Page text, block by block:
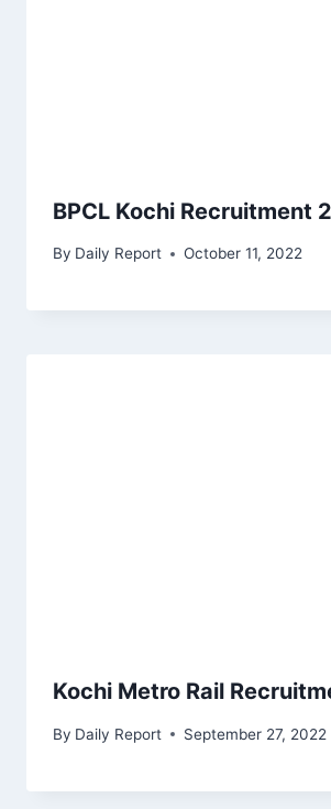
BPCL Kochi Recruitment
By Daily Report October 11, 2022
Kochi Metro Rail
By Daily Report September 27, 2022